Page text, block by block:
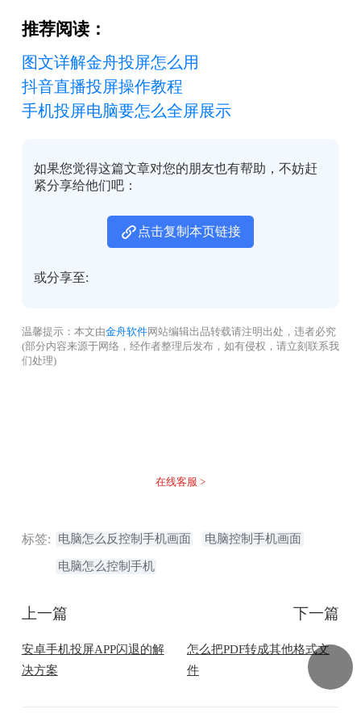
推荐阅读：
图文详解金舟投屏怎么用
抖音直播投屏操作教程
手机投屏电脑要怎么全屏展示
如果您觉得这篇文章对您的朋友也有帮助，不妨赶
紧分享给他们吧：
点击复制本页链接
或分享至:
温馨提示：本文由金舟软件网站编辑出品转载请注明出处，违者必究
(部分内容来源于网络，经作者整理后发布，如有侵权，请立刻联系我
们处理)
在线客服 >
标签: 电脑怎么反控制手机画面 电脑控制手机画面
电脑怎么控制手机
上一篇
安卓手机投屏APP闪退的解
决方案
下一篇
怎么把PDF转成其他格式文
件